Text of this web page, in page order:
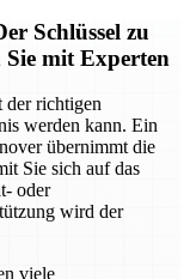
Schlüssel zu
Sie mit Experten
der richtigen
werden kann. Ein
übernimmt die
Sie sich auf das
oder
wird der
viele